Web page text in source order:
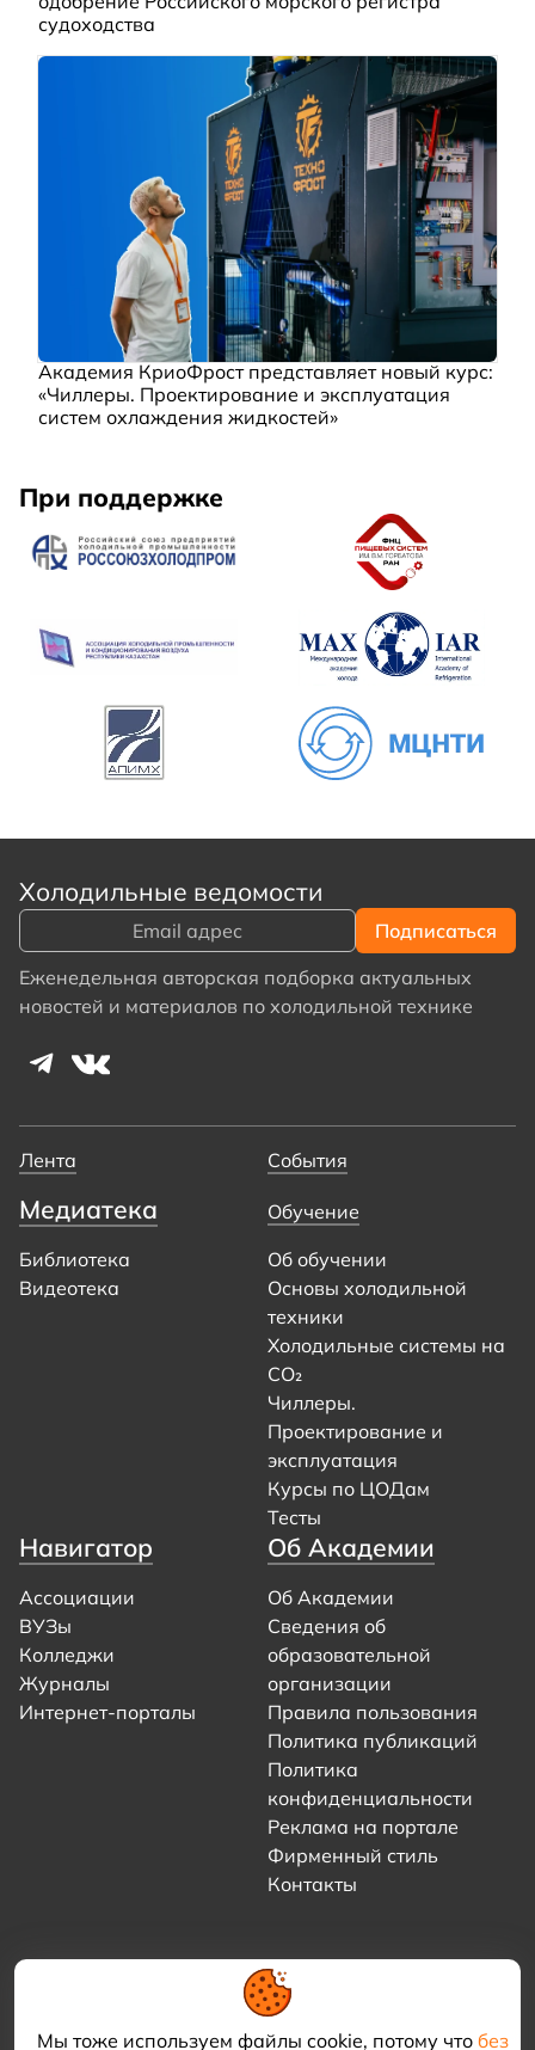
судоходства
Академия КриоФрост представляет новый курс:
«Чиллеры. Проектирование и эксплуатация
систем охлаждения жидкостей»
Мы тоже используем файлы cookie, потому что без
При поддержке
Холодильные ведомости
Еженедельная авторская подборка актуальных
новостей и материалов по холодильной технике
Лента События
Медиатека
Библиотека
Видеотека
Обучение
Об обучении
Основы холодильной
техники
Холодильные системы на
CO₂
Чиллеры.
Проектирование и
эксплуатация
Курсы по ЦОДам
Тесты
Навигатор
Ассоциации
ВУЗы
Колледжи
Журналы
Интернет-порталы
Об Академии
Об Академии
Сведения об
образовательной
организации
Правила пользования
Политика публикаций
Политика
конфиденциальности
Реклама на портале
Фирменный стиль
Контакты